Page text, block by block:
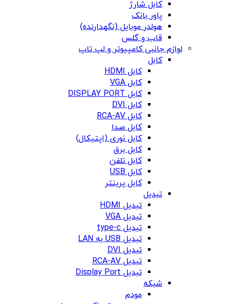
کابل شارژ
پاور بانک
هولدر موبایل (نگهدارنده)
قاب و گلس
لوازم جانبی کامپیوتر و لپ تاپ
کابل
کابل HDMI
کابل VGA
کابل DISPLAY PORT
کابل DVI
کابل RCA-AV
کابل صدا
کابل نوری (اپتیکال)
کابل برق
کابل تلفن
کابل USB
کابل پرینتر
تبدیل
تبدیل HDMI
تبدیل VGA
تبدیل type-c
تبدیل USB به LAN
تبدیل DVI
تبدیل RCA-AV
تبدیل Display Port
شبکه
مودم